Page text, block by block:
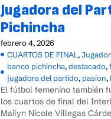
Jugadora del
Pichincha
febrero 4, 2026
CUARTOS DE FINAL ,
banco pichincha,destacado,
jugadora del partido, pasion,
El fútbol femenino también
los cuartos de final del
Mailyn Nicole Villegas